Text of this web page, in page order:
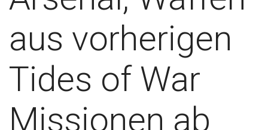
aus vorherigen
Tides of War
Missionen ab